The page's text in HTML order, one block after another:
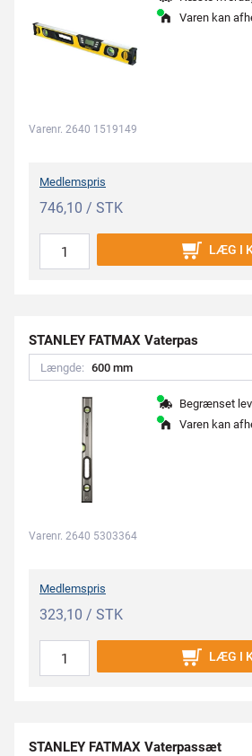
Varen kan
Varenr. 2640 1519149
Medlemspris
746,10 / STK
LÆG I
STANLEY FATMAX Vaterpas
Længde: 600 mm
Begrænset
Varen kan
Varenr. 2640 5303364
Medlemspris
323,10 / STK
LÆG I
STANLEY FATMAX Vaterpassæt